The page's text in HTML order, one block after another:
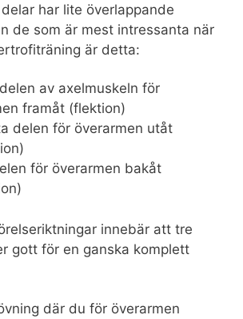
har lite överlappande
de som är mest intressanta när
är detta:
av axelmuskeln för
framåt (flektion)
delen för överarmen utåt
för överarmen bakåt
innebär att tre
gott för en ganska komplett
där du för överarmen